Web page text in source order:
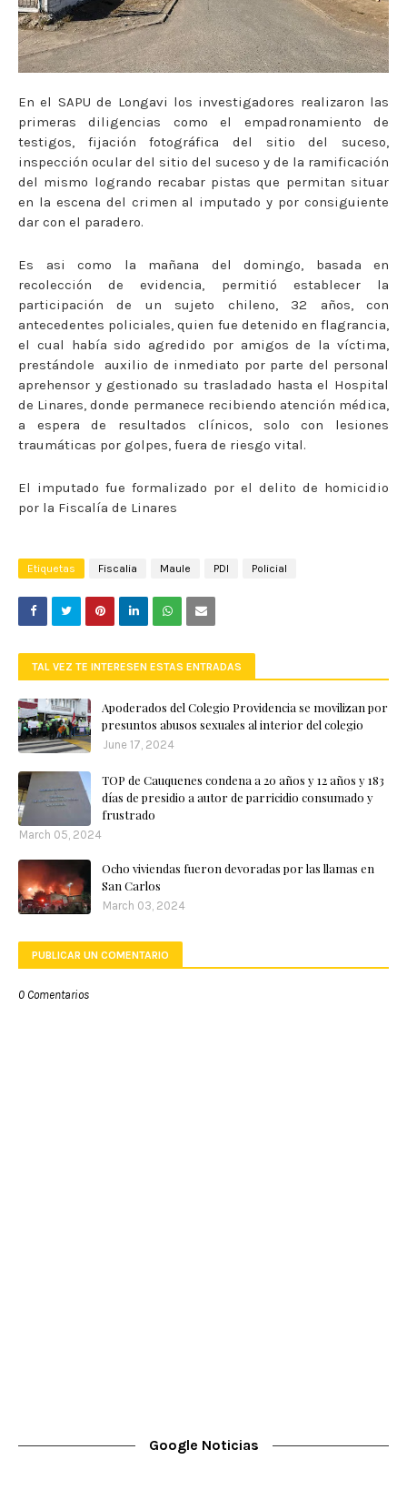
En el SAPU de Longavi los investigadores realizaron las
primeras diligencias como el empadronamiento de
testigos, fijación fotográfica del sitio del suceso,
inspección ocular del sitio del suceso y de la ramificación
del mismo logrando recabar pistas que permitan situar
en la escena del crimen al imputado y por consiguiente
dar con el paradero.
Es asi como la mañana del domingo, basada en
recolección de evidencia, permitió establecer la
participación de un sujeto chileno, 32 años, con
antecedentes policiales, quien fue detenido en flagrancia,
el cual había sido agredido por amigos de la víctima,
prestándole
auxilio de inmediato por parte del personal
aprehensor y gestionado su trasladado hasta el Hospital
de Linares, donde permanece recibiendo atención médica,
a espera de resultados clínicos, solo con lesiones
traumáticas por golpes, fuera de riesgo vital.
El imputado fue formalizado por el delito de homicidio
por la Fiscalía de Linares
Etiquetas Fiscalia Maule PDI Policial
TAL VEZ TE INTERESEN ESTAS ENTRADAS
Apoderados del Colegio Providencia se movilizan por
presuntos abusos sexuales al interior del colegio
June 17, 2024
TOP de Cauquenes condena a 20 años y 12 años y 183
días de presidio a autor de parricidio consumado y
frustrado
March 05, 2024
Ocho viviendas fueron devoradas por las llamas en
San Carlos
March 03, 2024
PUBLICAR UN COMENTARIO
0 Comentarios
Google Noticias